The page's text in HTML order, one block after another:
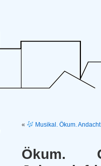
« Musikal. Ökum.
Ökum.